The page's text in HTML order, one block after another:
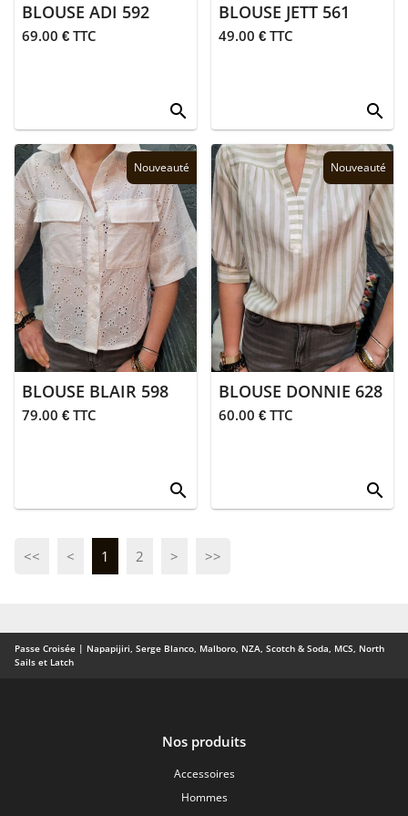
BLOUSE ADI 592
69.00 € TTC
search
BLOUSE JETT 561
49.00 € TTC
search
Nouveauté
BLOUSE BLAIR 598
79.00 € TTC
search
Nouveauté
BLOUSE DONNIE 628
60.00 € TTC
search
<< < 1 2 > >>
Passe Croisée | Napapijiri, Serge Blanco, Malboro, NZA, Scotch & Soda, MCS, North
Sails et Latch
Nos produits
Accessoires
Hommes